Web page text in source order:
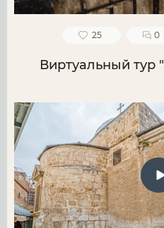
25 0
Виртуальный тур